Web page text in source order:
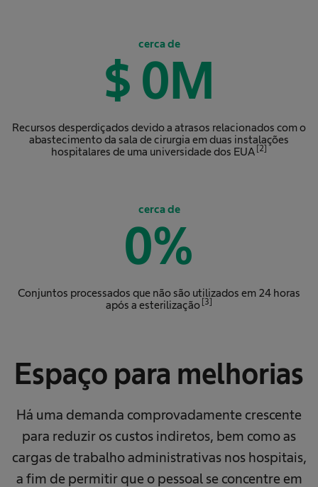
cerca de
$ 0M
Recursos desperdiçados devido a atrasos relacionados com o
abastecimento da sala de cirurgia em duas instalações
hospitalares de uma universidade dos EUA [2]
cerca de
0%
Conjuntos processados que não são utilizados em 24 horas
após a esterilização [3]
Espaço para melhorias
Há uma demanda comprovadamente crescente
para reduzir os custos indiretos, bem como as
cargas de trabalho administrativas nos hospitais,
a fim de permitir que o pessoal se concentre em